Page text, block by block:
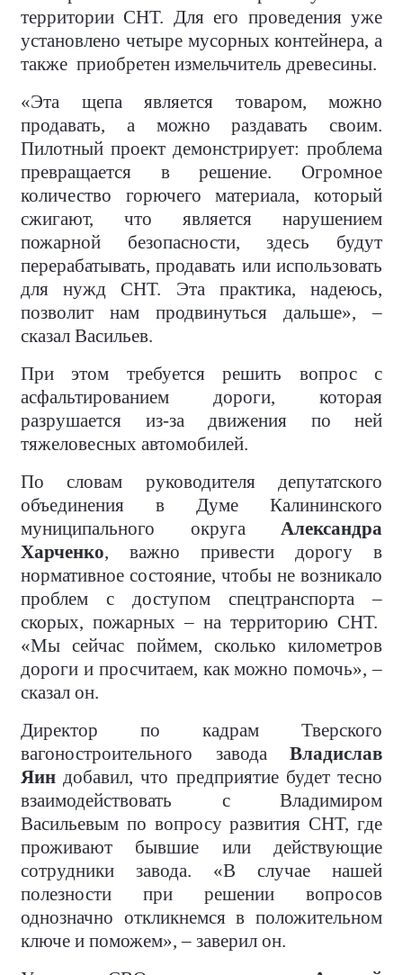
территории СНТ. Для его проведения уже
установлено четыре мусорных контейнера, а
также приобретен измельчитель древесины.
«Эта щепа является товаром, можно
продавать, а можно раздавать своим.
Пилотный проект демонстрирует: проблема
превращается в решение. Огромное
количество горючего материала, который
сжигают, что является нарушением
пожарной безопасности, здесь будут
перерабатывать, продавать или использовать
для нужд СНТ. Эта практика, надеюсь,
позволит нам продвинуться дальше», –
сказал Васильев.
При этом требуется решить вопрос с
асфальтированием дороги, которая
разрушается из-за движения по ней
тяжеловесных автомобилей.
По словам руководителя депутатского
объединения в Думе Калининского
муниципального округа Александра
Харченко, важно привести дорогу в
нормативное состояние, чтобы не возникало
проблем с доступом спецтранспорта –
скорых, пожарных – на территорию СНТ.
«Мы сейчас поймем, сколько километров
дороги и просчитаем, как можно помочь», –
сказал он.
Директор по кадрам Тверского
вагоностроительного завода Владислав
Яин добавил, что предприятие будет тесно
взаимодействовать с Владимиром
Васильевым по вопросу развития СНТ, где
проживают бывшие или действующие
сотрудники завода. «В случае нашей
полезности при решении вопросов
однозначно откликнемся в положительном
ключе и поможем», – заверил он.